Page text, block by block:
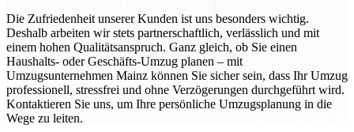
Die Zufriedenheit unserer Kunden ist uns besonders wichtig.
Deshalb arbeiten wir stets partnerschaftlich, verlässlich und mit
einem hohen Qualitätsanspruch. Ganz gleich, ob Sie einen
Haushalts- oder Geschäfts-Umzug planen – mit
Umzugsunternehmen Mainz können Sie sicher sein, dass Ihr Umzug
professionell, stressfrei und ohne Verzögerungen durchgeführt wird.
Kontaktieren Sie uns, um Ihre persönliche Umzugsplanung in die
Wege zu leiten.